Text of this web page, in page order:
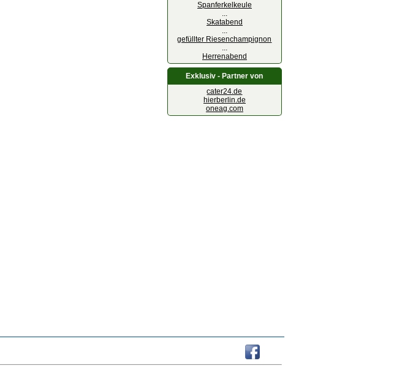
Spanferkelkeule
...
Skatabend
...
gefüllter Riesenchampignon
...
Herrenabend
Exklusiv - Partner von
cater24.de
hierberlin.de
oneag.com